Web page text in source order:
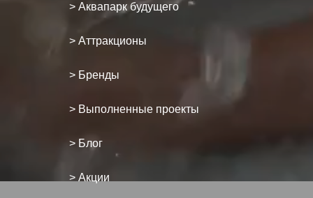
> Аквапарк будущего
> Аттракционы
> Бренды
> Выполненные проекты
> Блог
> Акции